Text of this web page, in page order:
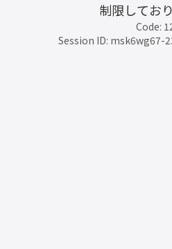
制限してお
Code:
Session ID: